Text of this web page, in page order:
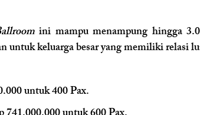
ini mampu menampung hingga
untuk keluarga besar yang memiliki relasi
untuk 400 Pax.